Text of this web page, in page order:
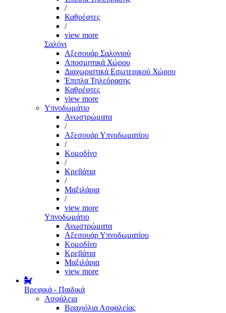
/
Καθρέφτες
/
view more
Σαλόνι
Αξεσουάρ Σαλονιού
Αποσμητικά Χώρου
Διαχωριστικά Εσωτερικού Χώρου
Έπιπλα Τηλεόρασης
Καθρέφτες
view more
Υπνοδωμάτιο
Ανωστρώματα
/
Αξεσουάρ Υπνοδωματίου
/
Κομοδίνο
/
Κρεβάτια
/
Μαξιλάρια
/
view more
Υπνοδωμάτιο
Ανωστρώματα
Αξεσουάρ Υπνοδωματίου
Κομοδίνο
Κρεβάτια
Μαξιλάρια
view more
Βρεφικά - Παιδικά
Ασφάλεια
Βραχιόλια Ασφαλείας